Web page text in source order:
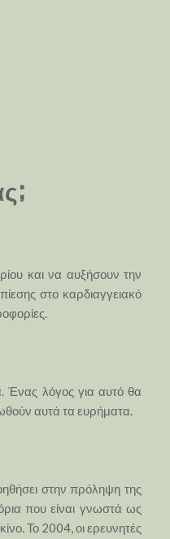
και να αυξήσουν την
στο καρδιαγγειακό
Ένας λόγος για αυτό θα
αυτά τα ευρήματα.
στην πρόληψη της
που είναι γνωστά ως
Το 2004, οι ερευνητές